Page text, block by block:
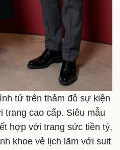
tứ trên thảm đỏ sự kiện
trang cao cấp. Siêu mẫu
hợp với trang sức tiền tỷ,
khoe vẻ lịch lãm với suit